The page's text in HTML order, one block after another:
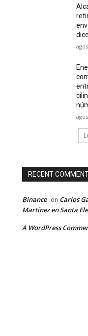
RECENT
Binance on Carlos
Martínez en Santa
A WordPress